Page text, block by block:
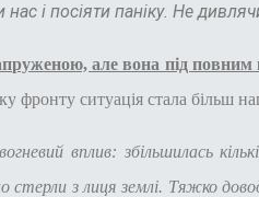
нас і посіяти паніку. Не
але вона під
фронту ситуація стала більш
вплив: збільшилась
стерли з лиця землі. Тяжко